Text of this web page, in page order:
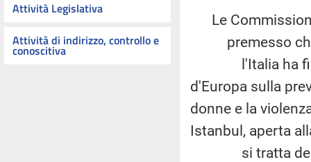
Attività Legislativa
Attività di indirizzo, controllo e
conoscitiva
Le
premesso
l'Italia ha
d'Europa sulla
donne e la
Istanbul, aperta
si tratta del